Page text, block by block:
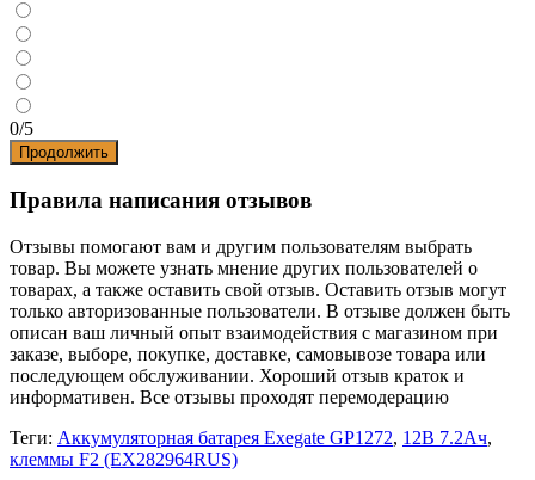
0/5
Продолжить
Правила написания отзывов
Отзывы помогают вам и другим пользователям выбрать
товар. Вы можете узнать мнение других пользователей о
товарах, а также оставить свой отзыв. Оставить отзыв могут
только авторизованные пользователи. В отзыве должен быть
описан ваш личный опыт взаимодействия с магазином при
заказе, выборе, покупке, доставке, самовывозе товара или
последующем обслуживании. Хороший отзыв краток и
информативен. Все отзывы проходят перемодерацию
Теги: Аккумуляторная батарея Exegate GP1272, 12В 7.2Ач,
клеммы F2 (EX282964RUS)